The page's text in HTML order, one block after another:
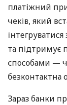
платіжний
чеків, який
та підтримує
способами —
безконтактна
Зараз банки